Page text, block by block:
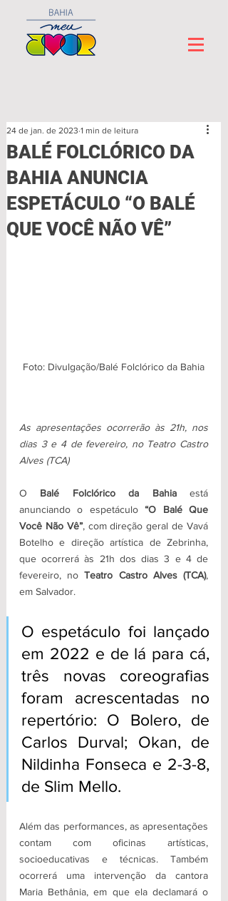
BALÉ FOLCLÓRICO DA
BAHIA ANUNCIA
ESPETÁCULO “O BALÉ
QUE VOCÊ NÃO VÊ”
24 de jan. de 2023 1 min de leitura
Foto: Divulgação/Balé Folclórico da Bahia
As apresentações ocorrerão às 21h, nos
dias 3 e 4 de fevereiro, no Teatro Castro
Alves (TCA)
O Balé Folclórico da Bahia está
anunciando o espetáculo “O Balé Que
Você Não Vê”, com direção geral de Vavá
Botelho e direção artística de Zebrinha,
que ocorrerá às 21h dos dias 3 e 4 de
fevereiro, no Teatro Castro Alves (TCA),
em Salvador.
O espetáculo foi lançado
em 2022 e de lá para cá,
três novas coreografias
foram acrescentadas no
repertório: O Bolero, de
Carlos Durval; Okan, de
Nildinha Fonseca e 2-3-8,
de Slim Mello.
Além das performances, as apresentações
contam com oficinas artísticas,
socioeducativas e técnicas. Também
ocorrerá uma intervenção da cantora
Maria Bethânia, em que ela declamará o